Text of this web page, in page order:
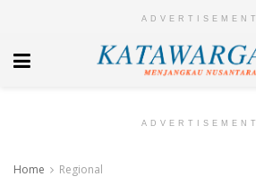
ADVERTISEMENT
ADVERTISEMENT
Home Regional